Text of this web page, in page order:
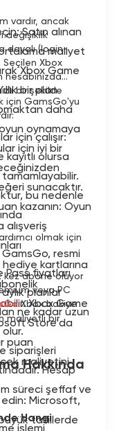
Satın alınan
maliyet
Xbox Game
bir plan
daha
oynamaya
için iyi bir
sunacaktır.
kazanın: Oyun
kartlarına
Xbox Game
Store'da
puan
maliyetini
edin: Microsoft,
tatillerde
vardır, ancak
değişiklik
dayalı (login-
Seçilen Xbox
bir şekilde
için GamsGo'yu
için çalışır:
olursa
bu nedenle
resmi
fiyatları
aylık planlar
ne kadar uzun
siparişleri
Hesap
süreci şeffaf ve
işlemi
olmak için
kez abone oluyor
veya PC
Xbox bakiye
maliyetli bir
Hakkında
Hangi